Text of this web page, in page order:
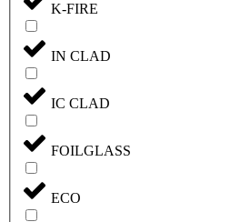
K-FIRE
IN CLAD
IC CLAD
FOILGLASS
ECO